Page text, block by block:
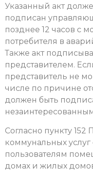
Указанный акт
подписан
позднее 12 часов с
потребителя в
Также акт
представителем.
представитель не
числе по причине
должен быть
Согласно пункту
коммунальных
пользователям
домах и жилых